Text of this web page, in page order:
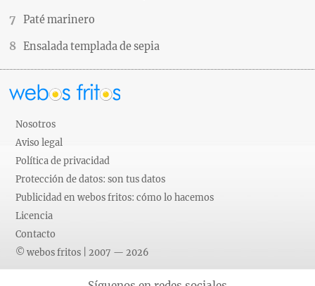
Paté marinero
Ensalada templada de sepia
Nosotros
Aviso legal
Política de privacidad
Protección de datos: son tus datos
Publicidad en webos fritos: cómo lo hacemos
Licencia
Contacto
© webos fritos | 2007 — 2026